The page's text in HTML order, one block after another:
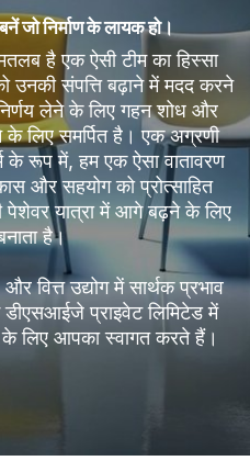
जो निर्माण के लायक हो।
है एक ऐसी टीम का हिस्सा
उनकी संपत्ति बढ़ाने में मदद करने
लेने के लिए गहन शोध और
के लिए समर्पित है। एक अग्रणी
के रूप में, हम एक ऐसा वातावरण
और सहयोग को प्रोत्साहित
पेशेवर यात्रा में आगे बढ़ने के लिए
है।
वित्त उद्योग में सार्थक प्रभाव
प्राइवेट लिमिटेड में
लिए आपका स्वागत करते हैं।